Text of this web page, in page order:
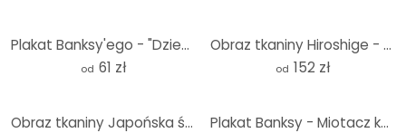
Plakat Banksy'ego - "Dziewczynka z czerwonym balonikiem" jako kultowa dekoracja ścienna
od 61 zł
Obraz tkaniny Hiroshige - Mały ptak na gałęzi wiśni - Panorama
od 152 zł
Obraz tkaniny Japońska świątynia o wschodzie słońca - Roze - Panorama Plakat Banksy - Miotacz kwiatów